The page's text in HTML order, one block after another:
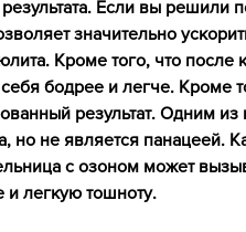
значительно
Кроме того, что после
бодрее и легче. Кроме
результат. Одним из
но не является панацеей.
с озоном может
легкую тошноту.